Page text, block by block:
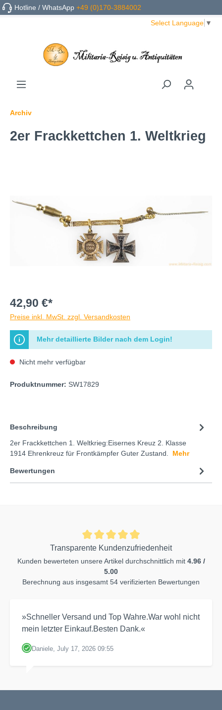
Hotline / WhatsApp+49 (0)170-3884002
Select Language ▼
Archiv
2er Frackkettchen 1. Weltkrieg
42,90 €*
Preise inkl. MwSt. zzgl. Versandkosten
Mehr detaillierte Bilder nach dem Login!
Nicht mehr verfügbar
Produktnummer: SW17829
Beschreibung
2er Frackkettchen 1. Weltkrieg:Eisernes Kreuz 2. Klasse
1914 Ehrenkreuz für Frontkämpfer Guter Zustand. Mehr
Bewertungen
Transparente Kundenzufriedenheit
Kunden bewerteten unsere Artikel durchschnittlich mit 4.96 /
5.00
Berechnung aus insgesamt 54 verifizierten Bewertungen
»Schneller Versand und Top Wahre.War wohl nicht
mein letzter Einkauf.Besten Dank.«
Daniele, July 17, 2026 09:55